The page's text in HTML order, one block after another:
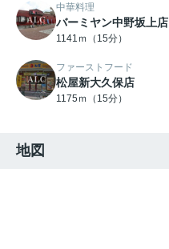
中華料理
バーミヤン中野坂上店
1141ｍ（15分）
ファーストフード
松屋新大久保店
1175ｍ（15分）
地図